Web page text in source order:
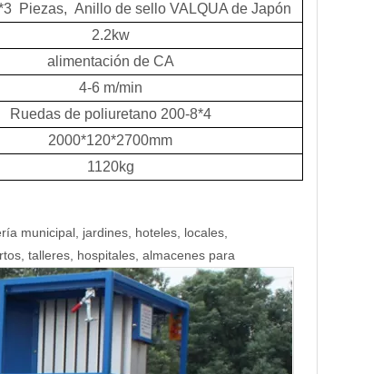
Piezas, Anillo de sello VALQUA de Japón
2.2kw
alimentación de CA
4-6 m/min
Ruedas de poliuretano 200-8*4
2000*120*2700mm
1120kg
municipal, jardines, hoteles, locales,
talleres, hospitales, almacenes para